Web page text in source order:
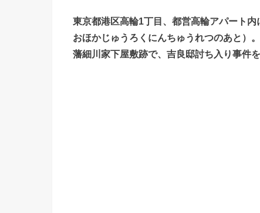
東京都港区高輪1丁目、都営高輪アパート
おほかじゅうろくにんちゅうれつのあと）
藩細川家下屋敷跡で、吉良邸討ち入り事件